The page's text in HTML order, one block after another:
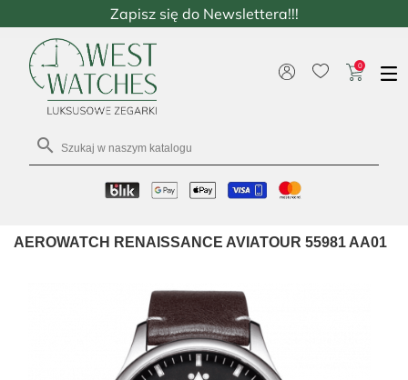

0
Zapisz się do Newslettera!!!
AEROWATCH RENAISSANCE AVIATOUR 55981 AA01